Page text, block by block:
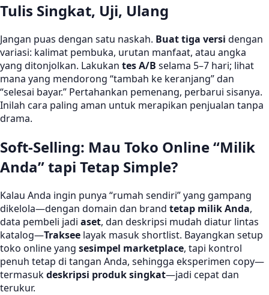
Tulis Singkat, Uji, Ulang
Jangan puas dengan satu naskah. Buat tiga versi dengan
variasi: kalimat pembuka, urutan manfaat, atau angka
yang ditonjolkan. Lakukan tes A/B selama 5–7 hari; lihat
mana yang mendorong “tambah ke keranjang” dan
“selesai bayar.” Pertahankan pemenang, perbarui sisanya.
Inilah cara paling aman untuk merapikan penjualan tanpa
drama.
Soft-Selling: Mau Toko Online “Milik
Anda” tapi Tetap Simple?
Kalau Anda ingin punya “rumah sendiri” yang gampang
dikelola—dengan domain dan brand tetap milik Anda,
data pembeli jadi aset, dan deskripsi mudah diatur lintas
katalog—Traksee layak masuk shortlist. Bayangkan setup
toko online yang sesimpel marketplace, tapi kontrol
penuh tetap di tangan Anda, sehingga eksperimen copy—
termasukdeskripsi produk singkat—jadi cepat dan
terukur.